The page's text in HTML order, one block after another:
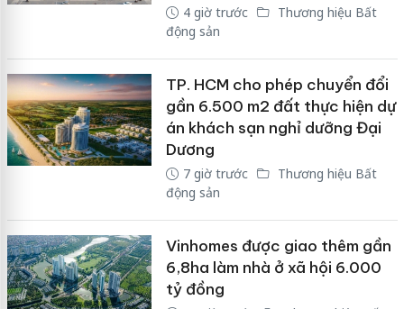
4 giờ trước
Thương hiệu Bất
động sản
TP. HCM cho phép chuyển đổi
gần 6.500 m2 đất thực hiện dự
án khách sạn nghỉ dưỡng Đại
Dương
7 giờ trước
Thương hiệu Bất
động sản
Vinhomes được giao thêm gần
6,8ha làm nhà ở xã hội 6.000
tỷ đồng